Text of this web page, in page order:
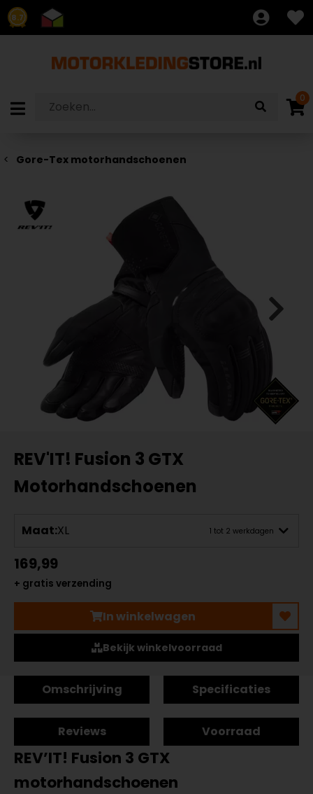
8.7
0
Gore-Tex motorhandschoenen
REV'IT! Fusion 3 GTX
Motorhandschoenen
Maat:XL 1 tot 2 werkdagen
169,99
+ gratis verzending
In winkelwagen
Bekijk winkelvoorraad
Omschrijving Specificaties
Reviews Voorraad
REV’IT! Fusion 3 GTX
motorhandschoenen